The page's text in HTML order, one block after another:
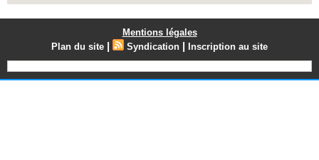
Mentions légales
Plan du site | Syndication | Inscription au site